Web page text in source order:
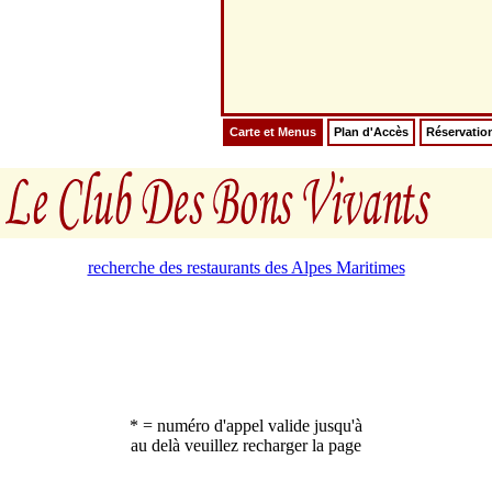
Carte et Menus Plan d'Accès
recherche des restaurants des Alpes Maritimes
* = numéro d'appel valide jusqu'à
au delà veuillez recharger la page